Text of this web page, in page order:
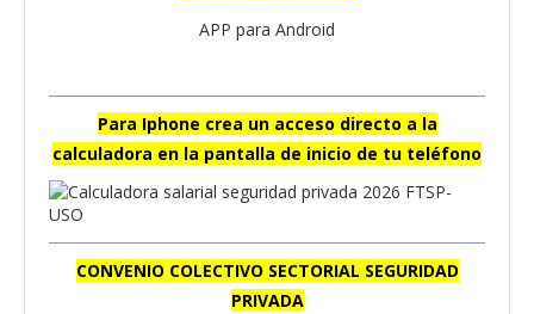
APP para Android
Para Iphone crea un acceso directo a la
calculadora en la pantalla de inicio de tu teléfono
CONVENIO COLECTIVO SECTORIAL SEGURIDAD
PRIVADA